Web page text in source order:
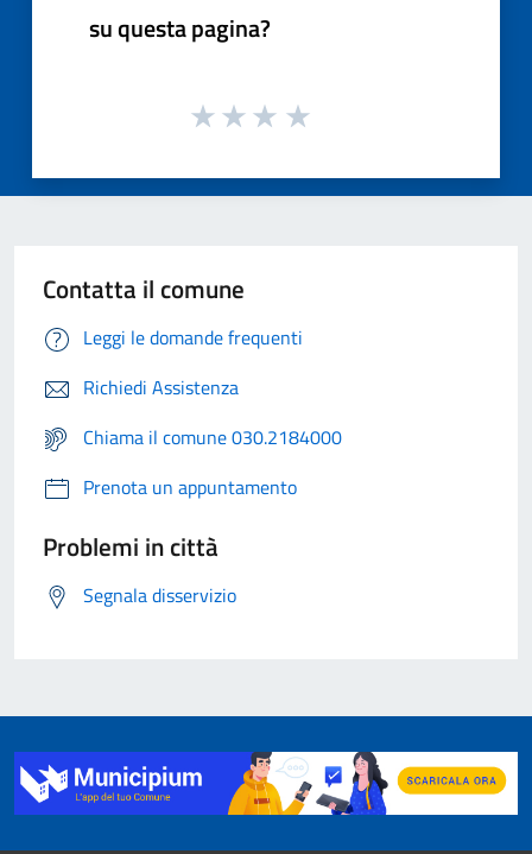
su questa pagina?
Contatta il comune
Leggi le domande frequenti
Richiedi Assistenza
Chiama il comune 030.2184000
Prenota un appuntamento
Problemi in città
Segnala disservizio